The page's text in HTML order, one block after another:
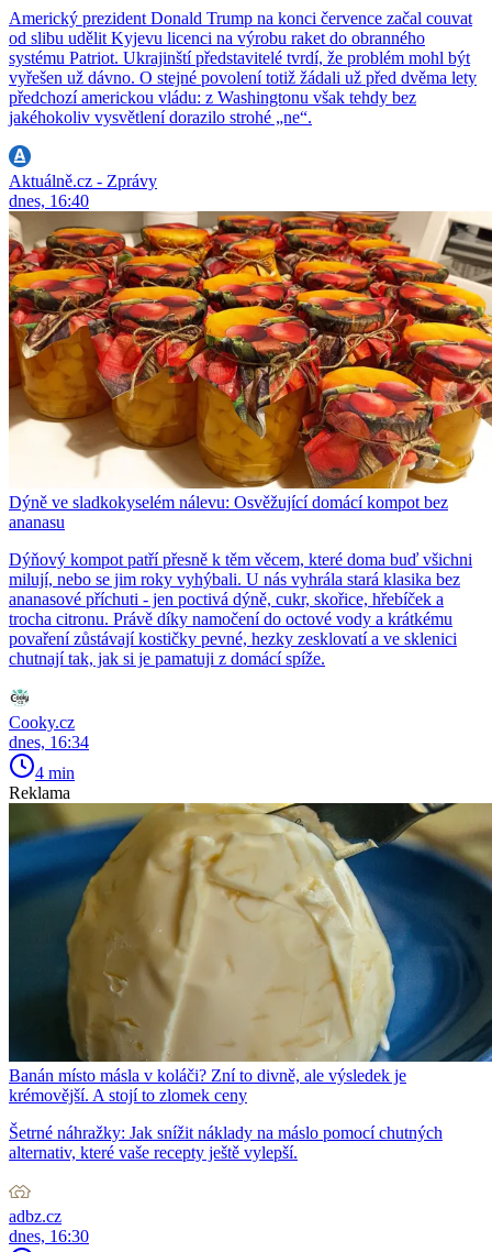
Americký prezident Donald Trump na konci července začal couvat
od slibu udělit Kyjevu licenci na výrobu raket do obranného
systému Patriot. Ukrajinští představitelé tvrdí, že problém mohl být
vyřešen už dávno. O stejné povolení totiž žádali už před dvěma lety
předchozí americkou vládu: z Washingtonu však tehdy bez
jakéhokoliv vysvětlení dorazilo strohé „ne“.
Aktuálně.cz - Zprávy
dnes, 16:40
Dýně ve sladkokyselém nálevu: Osvěžující domácí kompot bez
ananasu
Dýňový kompot patří přesně k těm věcem, které doma buď všichni
milují, nebo se jim roky vyhýbali. U nás vyhrála stará klasika bez
ananasové příchuti - jen poctivá dýně, cukr, skořice, hřebíček a
trocha citronu. Právě díky namočení do octové vody a krátkému
povaření zůstávají kostičky pevné, hezky zesklovatí a ve sklenici
chutnají tak, jak si je pamatuji z domácí spíže.
Cooky.cz
dnes, 16:34
4 min
Reklama
Banán místo másla v koláči? Zní to divně, ale výsledek je
krémovější. A stojí to zlomek ceny
Šetrné náhražky: Jak snížit náklady na máslo pomocí chutných
alternativ, které vaše recepty ještě vylepší.
adbz.cz
dnes, 16:30